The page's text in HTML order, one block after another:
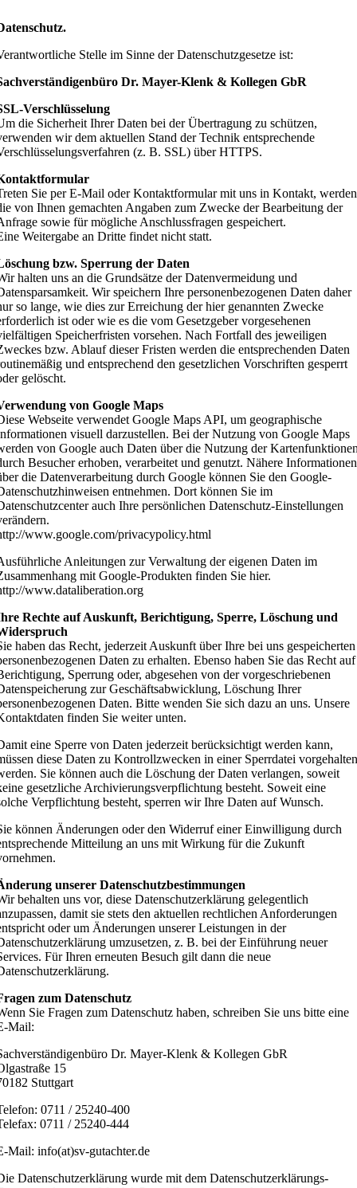
Inhalt
Stelle im Sinne der Datenschutzgesetze ist:
Dr. Mayer-Klenk & Kollegen GbR
Verschlüsselung
die Sicherheit Ihrer Daten bei der Übertragung zu schützen,
wir dem aktuellen Stand der Technik entsprechende
(z. B. SSL) über HTTPS.
Sie per E-Mail oder Kontaktformular mit uns in Kontakt, werden
von Ihnen gemachten Angaben zum Zwecke der Bearbeitung der
sowie für mögliche Anschlussfragen gespeichert.
Weitergabe an Dritte findet nicht statt.
bzw. Sperrung der Daten
halten uns an die Grundsätze der Datenvermeidung und
Wir speichern Ihre personenbezogenen Daten daher
so lange, wie dies zur Erreichung der hier genannten Zwecke
ist oder wie es die vom Gesetzgeber vorgesehenen
Speicherfristen vorsehen. Nach Fortfall des jeweiligen
bzw. Ablauf dieser Fristen werden die entsprechenden Daten
und entsprechend den gesetzlichen Vorschriften gesperrt
gelöscht.
von Google Maps
Webseite verwendet Google Maps API, um geographische
visuell darzustellen. Bei der Nutzung von Google Maps
von Google auch Daten über die Nutzung der
Besucher erhoben, verarbeitet und genutzt. Nähere Informationen
die Datenverarbeitung durch Google können Sie den Google-
entnehmen. Dort können Sie im
auch Ihre persönlichen Datenschutz-Einstellungen
www.google.com/privacypolicy.html
Anleitungen zur Verwaltung der eigenen Daten im
mit Google-Produkten finden Sie hier.
www.dataliberation.org
Rechte auf Auskunft, Berichtigung, Sperre, Löschung und
haben das Recht, jederzeit Auskunft über Ihre bei uns gespeicherten
Daten zu erhalten. Ebenso haben Sie das Recht auf
Sperrung oder, abgesehen von der vorgeschriebenen
zur Geschäftsabwicklung, Löschung Ihrer
Daten. Bitte wenden Sie sich dazu an uns. Unsere
finden Sie weiter unten.
eine Sperre von Daten jederzeit berücksichtigt werden kann,
diese Daten zu Kontrollzwecken in einer Sperrdatei
Sie können auch die Löschung der Daten verlangen, soweit
gesetzliche Archivierungsverpflichtung besteht. Soweit eine
Verpflichtung besteht, sperren wir Ihre Daten auf Wunsch.
können Änderungen oder den Widerruf einer Einwilligung durch
Mitteilung an uns mit Wirkung für die Zukunft
unserer Datenschutzbestimmungen
behalten uns vor, diese Datenschutzerklärung gelegentlich
damit sie stets den aktuellen rechtlichen Anforderungen
oder um Änderungen unserer Leistungen in der
umzusetzen, z. B. bei der Einführung neuer
Für Ihren erneuten Besuch gilt dann die neue
zum Datenschutz
Sie Fragen zum Datenschutz haben, schreiben Sie uns bitte eine
Mail:
Dr. Mayer-Klenk & Kollegen GbR
15
Stuttgart
0711 / 25240-400
0711 / 25240-444
Mail: info(at)sv-gutachter.de
Datenschutzerklärung wurde mit dem Datenschutzerklärungs-